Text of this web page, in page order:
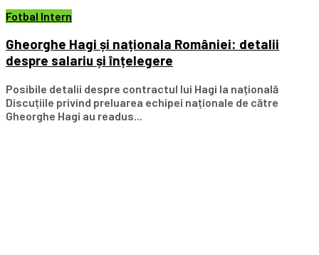
Fotbal Intern
Gheorghe Hagi și naționala României: detalii
despre salariu și înțelegere
Posibile detalii despre contractul lui Hagi la națională
Discuțiile privind preluarea echipei naționale de către
Gheorghe Hagi au readus...